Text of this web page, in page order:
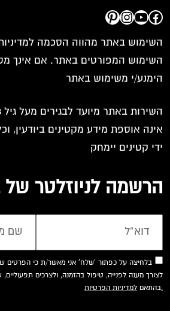
Facebook
YouTube
Instagram
Pinterest
השימוש באתר מהווה הסכמה
השימוש המפורטים באתר. אם אינך
הימנע/י משימוש באתר
אינה אוספת מידע מקטינים ביודעין,
ידי קטינים יימחק
הרשמה לניוזלטר של
בלחיצה על כפתור 'שלח' אני מאשר/ת כי הפרטים
לצורך מענה לפנייה, טיפול בהזמנה, ולצרכים תפעוליים,
בהתאם